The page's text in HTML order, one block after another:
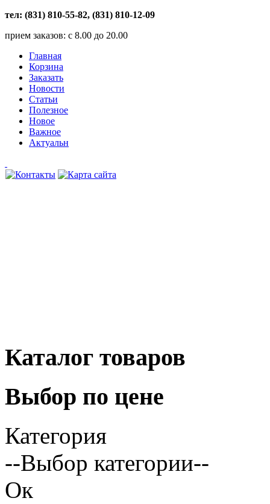
тел: (831) 810-55-82, (831) 810-12-09
прием заказов: с 8.00 до 20.00
Главная
Корзина
Заказать
Новости
Статьи
Полезное
Новое
Важное
Актуальн
Каталог товаров
Выбор по цене
Категория
--Выбор категории--
Ок